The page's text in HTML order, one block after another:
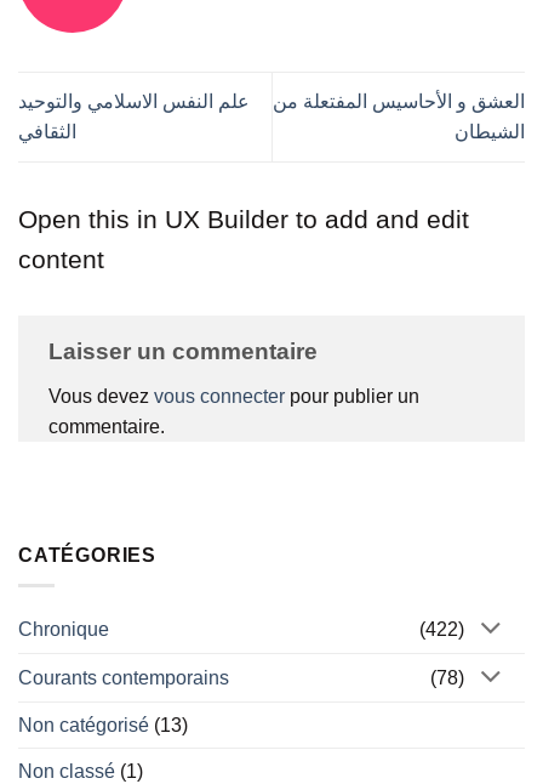
علم النفس الاسلامي والتوحيد
الثقافي
العشق و الأحاسيس المفتعلة من
الشيطان
Open this in UX Builder to add and edit
content
Laisser un commentaire
Vous devez vous connecter pour publier un
commentaire.
CATÉGORIES
Chronique (422)
Courants contemporains (78)
Non catégorisé (13)
Non classé (1)